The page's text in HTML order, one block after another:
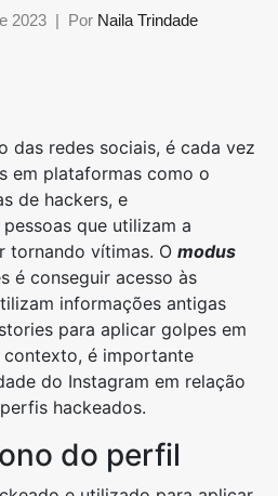
2023 Por Naila Trindade
das redes sociais, é cada vez
em plataformas como o
de hackers, e
que utilizam a
tornando vítimas. O modus
é conseguir acesso às
informações antigas
para aplicar golpes em
contexto, é importante
do Instagram em relação
hackeados.
do perfil